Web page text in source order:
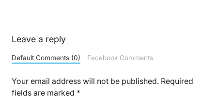
Leave a reply
Default Comments (0) Facebook Comments
Your email address will not be published. Required
fields are marked *